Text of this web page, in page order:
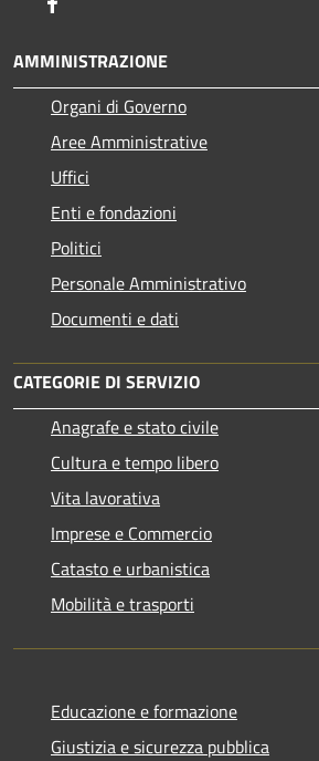
AMMINISTRAZIONE
Organi di Governo
Aree Amministrative
Uffici
Enti e fondazioni
Politici
Personale Amministrativo
Documenti e dati
CATEGORIE DI SERVIZIO
Anagrafe e stato civile
Cultura e tempo libero
Vita lavorativa
Imprese e Commercio
Catasto e urbanistica
Mobilità e trasporti
Educazione e formazione
Giustizia e sicurezza pubblica